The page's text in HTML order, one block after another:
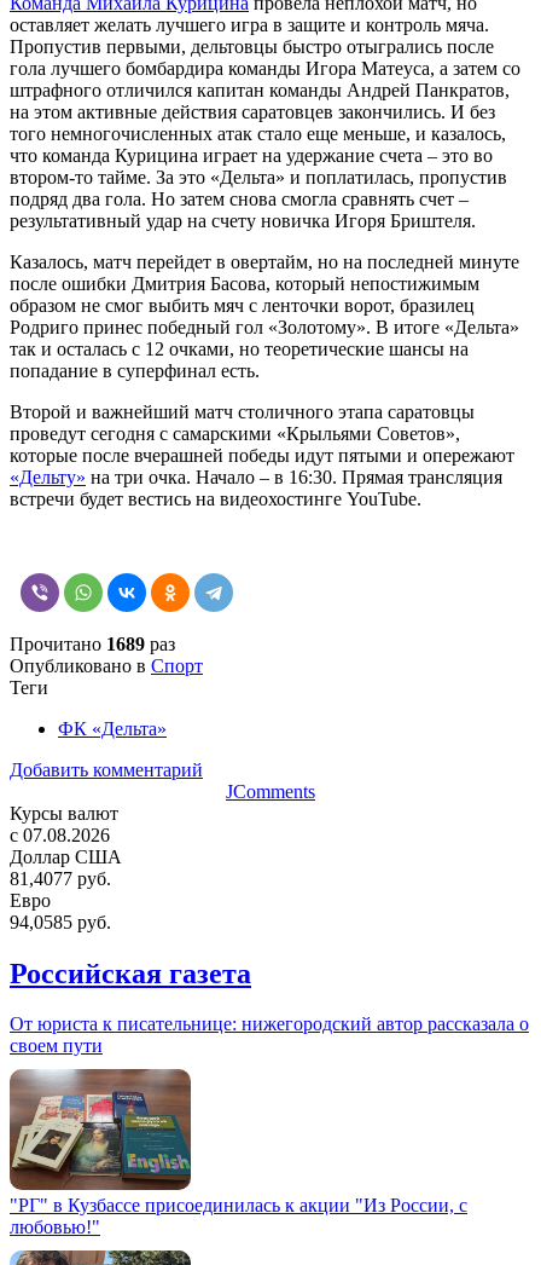
оставляет желать лучшего игра в защите и контроль мяча.
Пропустив первыми, дельтовцы быстро отыгрались после
гола лучшего бомбардира команды Игора Матеуса, а затем со
штрафного отличился капитан команды Андрей Панкратов,
на этом активные действия саратовцев закончились. И без
того немногочисленных атак стало еще меньше, и казалось,
что команда Курицина играет на удержание счета – это во
втором-то тайме. За это «Дельта» и поплатилась, пропустив
подряд два гола. Но затем снова смогла сравнять счет –
результативный удар на счету новичка Игоря Бриштеля.
Казалось, матч перейдет в овертайм, но на последней минуте
после ошибки Дмитрия Басова, который непостижимым
образом не смог выбить мяч с ленточки ворот, бразилец
Родриго принес победный гол «Золотому». В итоге «Дельта»
так и осталась с 12 очками, но теоретические шансы на
попадание в суперфинал есть.
Второй и важнейший матч столичного этапа саратовцы
проведут сегодня с самарскими «Крыльями Советов»,
которые после вчерашней победы идут пятыми и опережают
«Дельту» на три очка. Начало – в 16:30. Прямая трансляция
встречи будет вестись на видеохостинге YouTube.
Прочитано 1689 раз
Опубликовано в Спорт
Теги
ФК «Дельта»
Добавить комментарий
JComments
Курсы валют
c 07.08.2026
Доллар США
81,4077 руб.
Евро
94,0585 руб.
Российская газета
От юриста к писательнице: нижегородский автор рассказала о
своем пути
"РГ" в Кузбассе присоединилась к акции "Из России, с
любовью!"